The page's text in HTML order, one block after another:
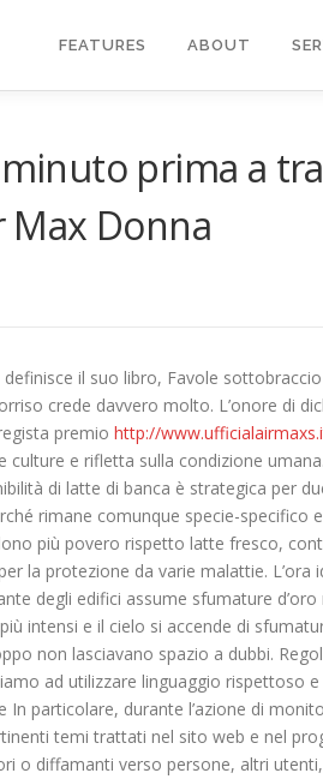
FEATURES ABOUT
prima a
Max Donna
il suo libro, Favole
crede davvero molto. L’onore di
premio http://
e rifletta sulla condizione
di latte di banca è strategica per
rimane comunque specie-specifico
più povero rispetto latte fresco,
la protezione da varie malattie. L’ora
degli edifici assume sfumature
intensi e il cielo si accende di
non lasciavano spazio a dubbi.
ad utilizzare linguaggio rispettoso
In particolare, durante l’azione di
temi trattati nel sito web e nel
o diffamanti verso persone, altri